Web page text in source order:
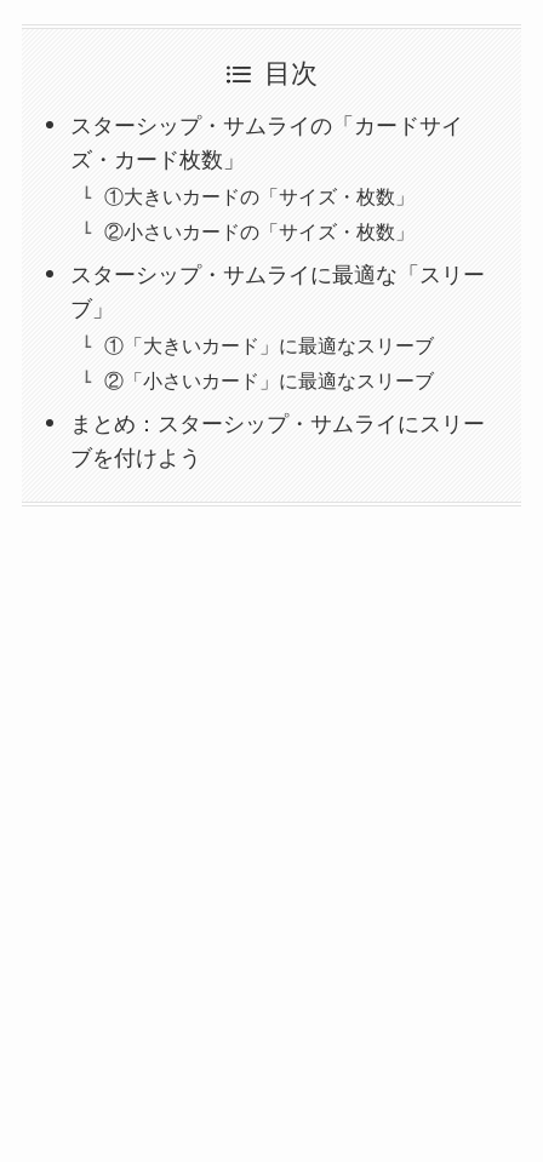
目次
スターシップ・サムライの「カードサイ
ズ・カード枚数」
①大きいカードの「サイズ・枚数」
②小さいカードの「サイズ・枚数」
スターシップ・サムライに最適な「スリー
ブ」
①「大きいカード」に最適なスリーブ
②「小さいカード」に最適なスリーブ
まとめ：スターシップ・サムライにスリー
ブを付けよう